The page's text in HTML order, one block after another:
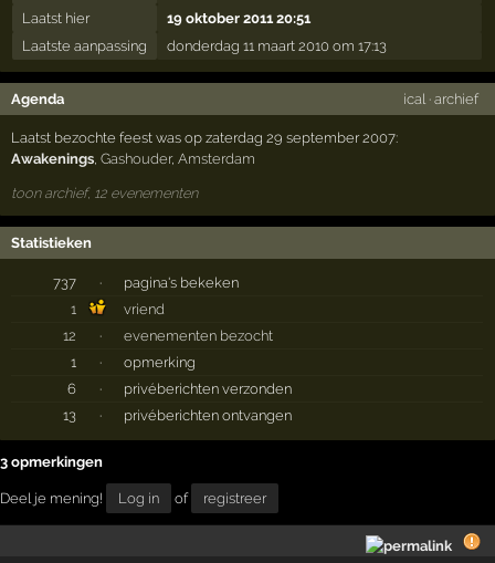
Laatst hier
19 oktober 2011 20:51
Laatste aanpassing
donderdag 11 maart 2010 om 17:13
Agenda ical· archief
Laatst bezochte feest was op zaterdag 29 september 2007:
Awakenings ,Gashouder,Amsterdam
toon archief, 12 evenementen
Statistieken
737 ·
pagina's bekeken
1
vriend
12
·
evenementen bezocht
1
·
opmerking
6
·
privéberichten verzonden
13
· privéberichten ontvangen
3 opmerkingen
Deel je mening! Log in of registreer